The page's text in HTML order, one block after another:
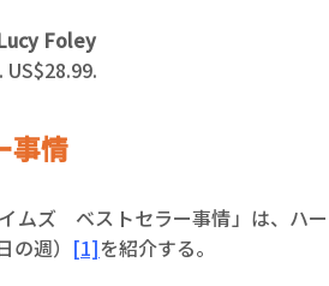
Foley
事情
ムズ ベストセラー事情」は、ハ
週） [1]を紹介する。